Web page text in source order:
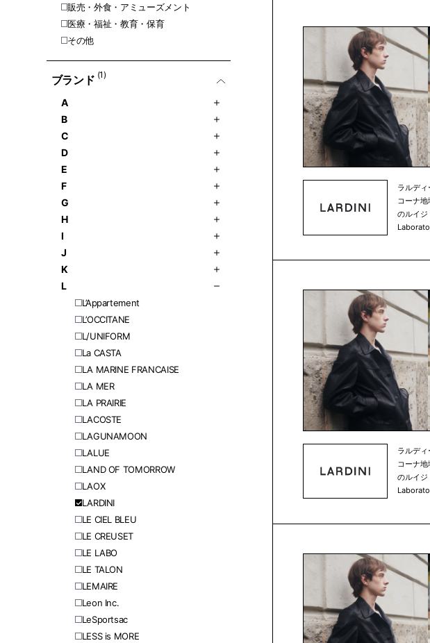
販売・外食・アミューズメント
医療・福祉・教育・保育
その他
ブランド (1)
A
B
C
D
E
F
G
H
I
J
K
L
L’Appartement
L’OCCITANE
L/UNIFORM
La CASTA
LA MARINE FRANCAISE
LA MER
LA PRAIRIE
LACOSTE
LAGUNAMOON
LALUE
LAND OF TOMORROW
LAOX
LARDINI
LE CIEL BLEU
LE CREUSET
LE LABO
LE TALON
LEMAIRE
Leon Inc.
LeSportsac
LESS is MORE
ィング
衣服と
巧、多
ルの可
技術の
育まれ
ド
ショッ
の仕立
ラルディ
徴のひ
注意を
イル。
技術を
ション
チ、ひ
が新し
新鮮なラ
す。 そ
ィング
衣服と
巧、多
ルの可
ラルデ
コーナ
のルイジ
技術の
育まれ
ド
ショッ
の仕立
ラルディ
徴のひ
注意を
イル。
技術を
ション
チ、ひ
が新し
新鮮なラ
す。 そ
ィング
衣服と
巧、多
ルの可
ラルデ
コーナ
のルイジ
技術の
育まれ
ド
ショッ
の仕立
ラルディ
徴のひ